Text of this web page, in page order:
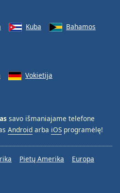
Kuba
Bahamos
Vokietija
savo išmaniajame telefone
Android arba iOS programėlę!
Pietų Amerika
Europa